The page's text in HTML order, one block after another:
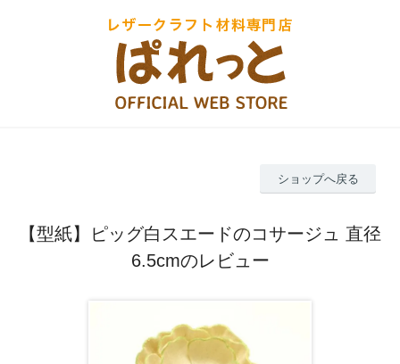
ショップへ戻る
【型紙】ピッグ白スエードのコサージュ 直径
6.5cmのレビュー